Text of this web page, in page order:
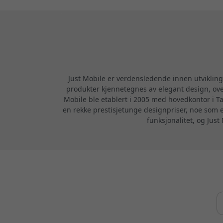
Just Mobile er verdensledende innen
produkter kjennetegnes av elegant design,
Mobile ble etablert i 2005 med hovedkontor i
en rekke prestisjetunge designpriser, noe
funksjonalitet, og